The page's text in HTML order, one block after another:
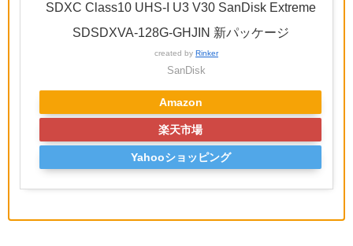
SDXC Class10 UHS-I U3 V30 SanDisk Extreme
SDSDXVA-128G-GHJIN 新パッケージ
created by Rinker
SanDisk
Amazon
楽天市場
Yahooショッピング